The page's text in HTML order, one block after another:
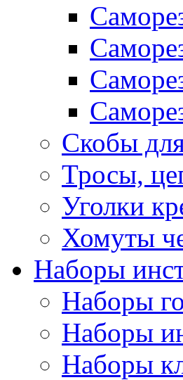
Скобы
Тросы,
Уголки
Хомуты
Наборы
Наборы
Наборы
Наборы